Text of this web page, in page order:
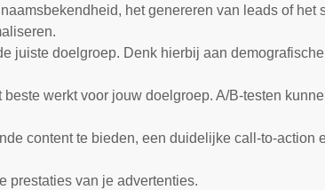
het genereren van leads of het
juiste doelgroep. Denk hierbij aan
werkt voor jouw doelgroep. A/B-testen
content te bieden, een duidelijke call-to-action
prestaties van je advertenties.